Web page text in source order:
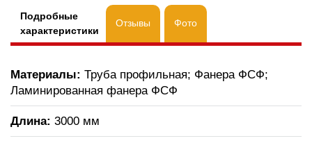
Подробные
характеристики
Отзывы Фото
Материалы: Труба профильная; Фанера ФСФ;
Ламинированная фанера ФСФ
Длина: 3000 мм